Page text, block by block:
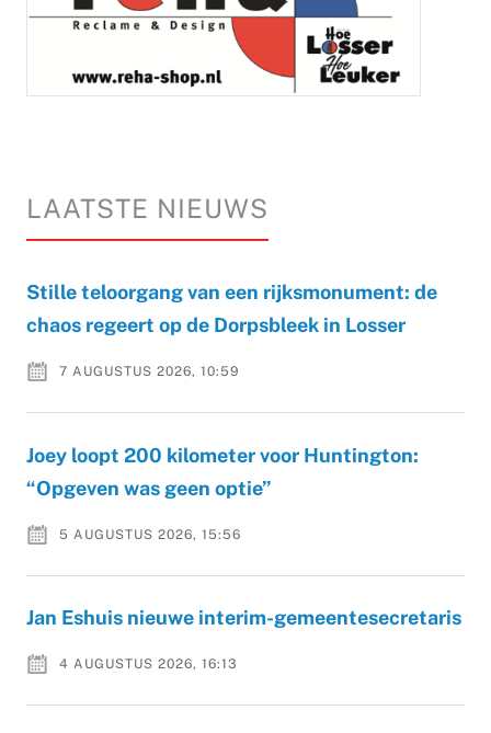
LAATSTE NIEUWS
Stille teloorgang van een rijksmonument: de
chaos regeert op de Dorpsbleek in Losser
7 AUGUSTUS 2026, 10:59
Joey loopt 200 kilometer voor Huntington:
“Opgeven was geen optie”
5 AUGUSTUS 2026, 15:56
Jan Eshuis nieuwe interim-gemeentesecretaris
4 AUGUSTUS 2026, 16:13